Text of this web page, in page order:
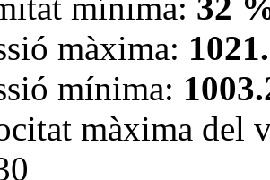
mínima: 32
màxima:
mínima:
màxima del